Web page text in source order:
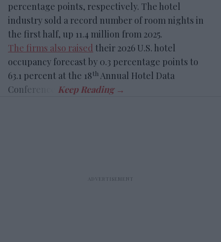
percentage points, respectively. The hotel
industry sold a record number of room nights in
the first half, up 11.4 million from 2025.
The firms also raised their 2026 U.S. hotel
occupancy forecast by 0.3 percentage points to
63.1 percent at the 18th Annual Hotel Data
Conference.